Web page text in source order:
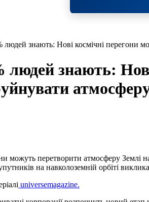
людей знають: Нові космічні перегони
людей знають:
на навколоземній орбіті
universemagazine.